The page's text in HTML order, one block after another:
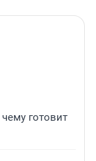
готовит